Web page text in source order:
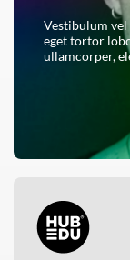
Vestibulum
eget tortor
ullamcorper,